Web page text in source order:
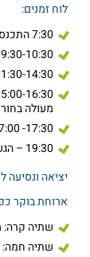
לוח זמנים:
7:30 התכנסות ויציאה
9:30-10:30 ארוחת בוקר עשירה
11:30-14:30 טיול רטוב בשמורת טבע
מעולה
17:30- 17:00 תצפית מנבי סבלן אל עבר הגליל העליון
19:30 – הגעה משוערת
יציאה ונסיעה
ארוחת בוקר
שתיה קרה:
שתיה